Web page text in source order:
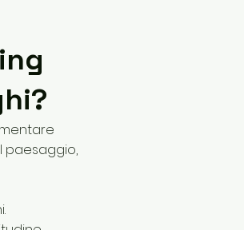
paesaggio,